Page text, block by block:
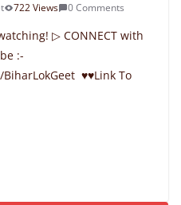
722 Views 0 Comments
▷ CONNECT with
:-
♥♥Link To